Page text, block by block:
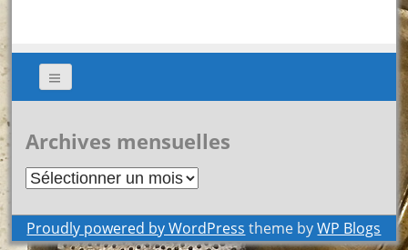
Archives mensuelles
Archives
Proudly powered by WordPress theme byWP Blogs